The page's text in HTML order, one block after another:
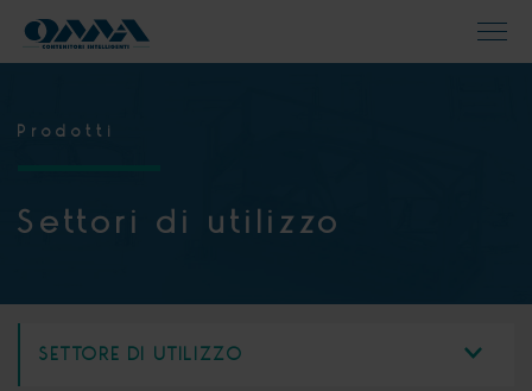
Prodotti
Settori di utilizzo
SETTORE DI UTILIZZO